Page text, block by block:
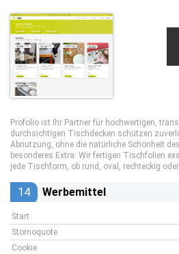
Profolio ist Ihr Partner für hochwertigen,
durchsichtigen Tischdecken schützen
Abnutzung, ohne die natürliche Schönheit
besonderes Extra: Wir fertigen Tischfolien
jede Tischform, ob rund, oval, rechteckig
14 Werbemittel
Start
Stornoquote
Cookie